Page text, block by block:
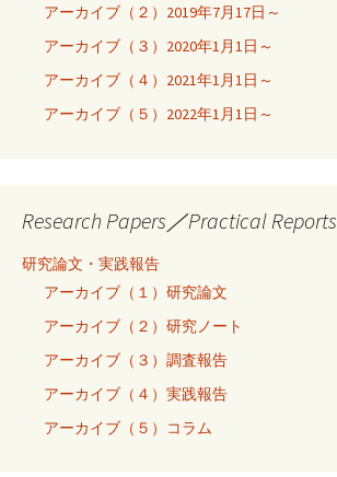
アーカイブ（２）2019年7月17日～
アーカイブ（３）2020年1月1日～
アーカイブ（４）2021年1月1日～
アーカイブ（５）2022年1月1日～
Research Papers／Practical Reports
研究論文・実践報告
アーカイブ（１）研究論文
アーカイブ（２）研究ノート
アーカイブ（３）調査報告
アーカイブ（４）実践報告
アーカイブ（５）コラム